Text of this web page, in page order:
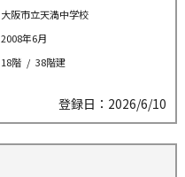
大阪市立天満中学校
2008年6月
18階 / 38階建
登録日：2026/6/10